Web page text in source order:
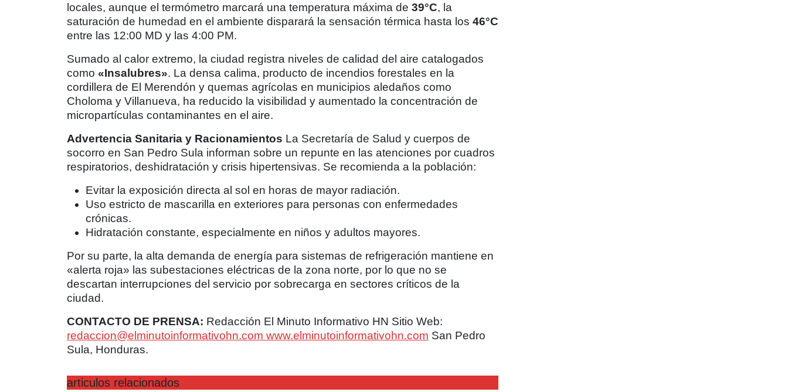
locales, aunque el termómetro marcará una temperatura máxima de 39°C, la
saturación de humedad en el ambiente disparará la sensación térmica hasta los 46°C
entre las 12:00 MD y las 4:00 PM.
Sumado al calor extremo, la ciudad registra niveles de calidad del aire catalogados
como «Insalubres». La densa calima, producto de incendios forestales en la
cordillera de El Merendón y quemas agrícolas en municipios aledaños como
Choloma y Villanueva, ha reducido la visibilidad y aumentado la concentración de
micropartículas contaminantes en el aire.
Advertencia Sanitaria y Racionamientos La Secretaría de Salud y cuerpos de
socorro en San Pedro Sula informan sobre un repunte en las atenciones por cuadros
respiratorios, deshidratación y crisis hipertensivas. Se recomienda a la población:
Evitar la exposición directa al sol en horas de mayor radiación.
Uso estricto de mascarilla en exteriores para personas con enfermedades
crónicas.
Hidratación constante, especialmente en niños y adultos mayores.
Por su parte, la alta demanda de energía para sistemas de refrigeración mantiene en
«alerta roja» las subestaciones eléctricas de la zona norte, por lo que no se
descartan interrupciones del servicio por sobrecarga en sectores críticos de la
ciudad.
CONTACTO DE PRENSA: Redacción El Minuto Informativo HN Sitio Web:
redaccion@elminutoinformativohn.com www.elminutoinformativohn.com San Pedro
Sula, Honduras.
articulos relacionados